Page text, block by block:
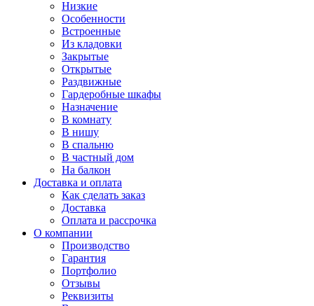
Низкие
Особенности
Встроенные
Из кладовки
Закрытые
Открытые
Раздвижные
Гардеробные шкафы
Назначение
В комнату
В нишу
В спальню
В частный дом
На балкон
Доставка и оплата
Как сделать заказ
Доставка
Оплата и рассрочка
О компании
Производство
Гарантия
Портфолио
Отзывы
Реквизиты